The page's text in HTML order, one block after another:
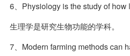
6、Physiology is the study of how
生理学是研究生物功能的学科。
7、Modern farming methods can